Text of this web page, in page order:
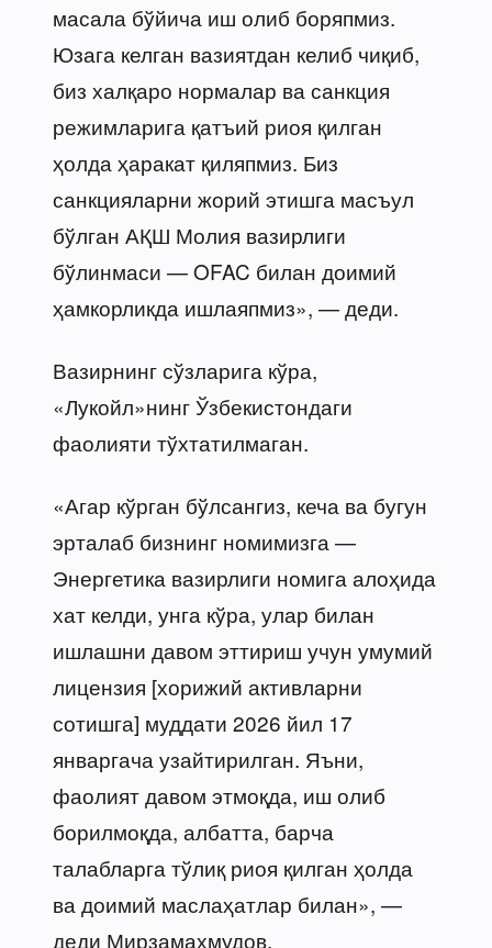
масала бўйича иш олиб боряпмиз.
Юзага келган вазиятдан келиб чиқиб,
биз халқаро нормалар ва санкция
режимларига қатъий риоя қилган
ҳолда ҳаракат қиляпмиз. Биз
санкцияларни жорий этишга масъул
бўлган АҚШ Молия вазирлиги
бўлинмаси — OFAC билан доимий
ҳамкорликда ишлаяпмиз», — деди.
Вазирнинг сўзларига кўра,
«Лукойл»нинг Ўзбекистондаги
фаолияти тўхтатилмаган.
«Агар кўрган бўлсангиз, кеча ва бугун
эрталаб бизнинг номимизга —
Энергетика вазирлиги номига алоҳида
хат келди, унга кўра, улар билан
ишлашни давом эттириш учун умумий
лицензия [хорижий активларни
сотишга] муддати 2026 йил 17
январгача узайтирилган. Яъни,
фаолият давом этмоқда, иш олиб
борилмоқда, албатта, барча
талабларга тўлиқ риоя қилган ҳолда
ва доимий маслаҳатлар билан», —
деди Мирзамаҳмудов.